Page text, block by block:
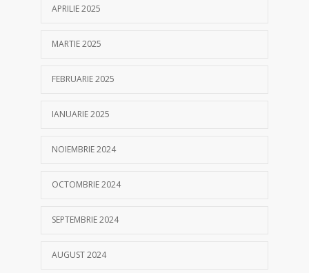
APRILIE 2025
MARTIE 2025
FEBRUARIE 2025
IANUARIE 2025
NOIEMBRIE 2024
OCTOMBRIE 2024
SEPTEMBRIE 2024
AUGUST 2024